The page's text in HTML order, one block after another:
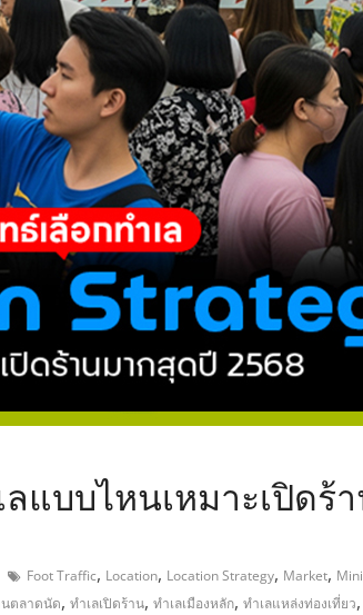
ลแบบไหนเหมาะเปิดร้
Foot Traffic, Location, Location Strategy, Market,
นตลาดนัด, ทำเลเปิดร้าน, ทำเลเมืองหลัก, ทำเลแหล่งท่องเที่ยว,